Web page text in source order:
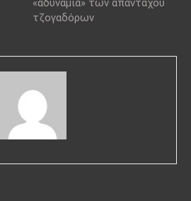
«αδυναμία» των απανταχού
τζογαδόρων